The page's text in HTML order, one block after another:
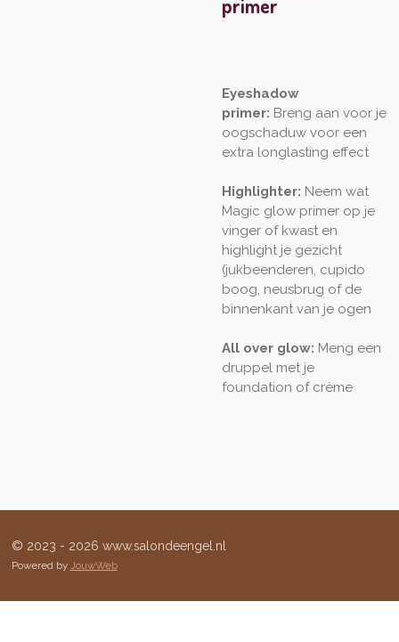
primer
Eyeshadow
primer: Breng aan voor je
oogschaduw voor een
extra longlasting effect
Highlighter: Neem wat
Magic glow primer op je
vinger of kwast en
highlight je gezicht
(jukbeenderen, cupido
boog, neusbrug of de
binnenkant van je ogen
All over glow: Meng een
druppel met je
foundation of crème
© 2023 - 2026 www.salondeengel.nl
Powered by JouwWeb